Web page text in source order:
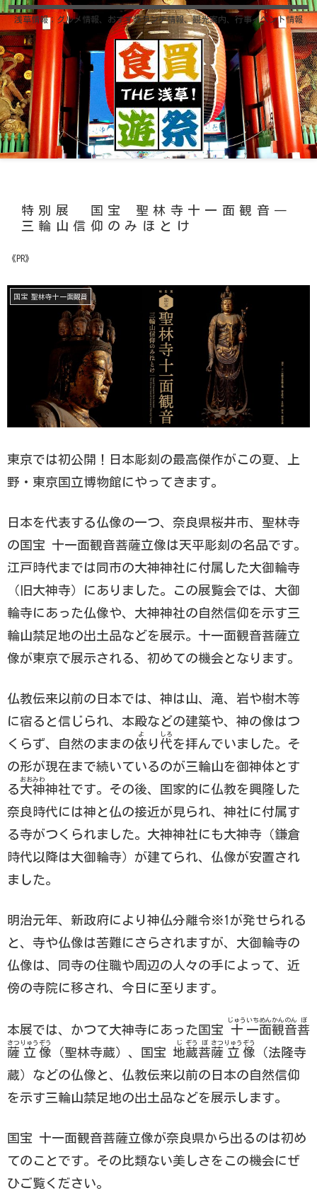
浅草情報；グルメ情報、おすすめランチ情報、観光案内、行事イベント情報
特別展 国宝 聖林寺十一面観音―
三輪山信仰のみほとけ
《PR》
国宝 聖林寺十一面観音
東京では初公開！日本彫刻の最高傑作がこの夏、上
野・東京国立博物館にやってきます。
日本を代表する仏像の一つ、奈良県桜井市、聖林寺
の国宝 十一面観音菩薩立像は天平彫刻の名品です。
江戸時代までは同市の大神神社に付属した大御輪寺
（旧大神寺）にありました。この展覧会では、大御
輪寺にあった仏像や、大神神社の自然信仰を示す三
輪山禁足地の出土品などを展示。十一面観音菩薩立
像が東京で展示される、初めての機会となります。
仏教伝来以前の日本では、神は山、滝、岩や樹木等
に宿ると信じられ、本殿などの建築や、神の像はつ
くらず、自然のままの依
よ
り 代
しろ
を拝んでいました。そ
の形が現在まで続いているのが三輪山を御神体とす
る大
おお
神
みわ
神社です。その後、国家的に仏教を興隆した
奈良時代には神と仏の接近が見られ、神社に付属す
る寺がつくられました。大神神社にも大神寺（鎌倉
時代以降は大御輪寺）が建てられ、仏像が安置され
ました。
明治元年、新政府により神仏分離令※1 が発せられる
と、寺や仏像は苦難にさらされますが、大御輪寺の
仏像は、同寺の住職や周辺の人々の手によって、近
傍の寺院に移され、今日に至ります。
本展では、かつて大神寺にあった国宝 十
じゅう
一
いち
面
めん
観
かん
音
のん
菩
ぼ
薩
さつ
立
りゅう
像
ぞう
（聖林寺蔵）、国宝 地
じ
蔵
ぞう
菩
ぼ
薩
さつ
立
りゅう
像
ぞう
（法隆寺
蔵）などの仏像と、仏教伝来以前の日本の自然信仰
を示す三輪山禁足地の出土品などを展示します。
国宝 十一面観音菩薩立像が奈良県から出るのは初め
てのことです。その比類ない美しさをこの機会にぜ
ひご覧ください。